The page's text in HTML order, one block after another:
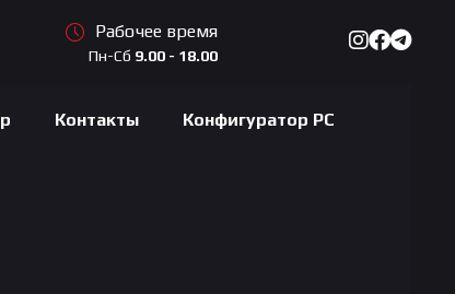
Рабочее время
Пн-Сб 9.00 - 18.00
Контакты Конфигуратор PC